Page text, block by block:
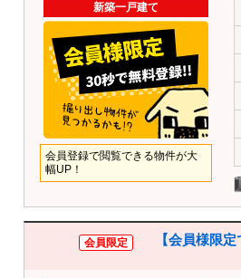
新築一戸建て
会員登録で閲覧できる物件が大
幅UP！
会員限定 【会員様限定